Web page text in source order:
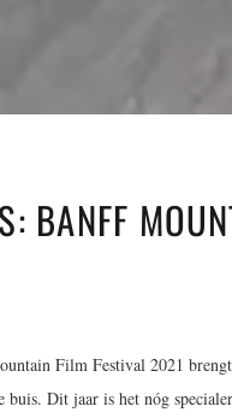
BANFF
Film Festival 2021
buis. Dit jaar is het nóg